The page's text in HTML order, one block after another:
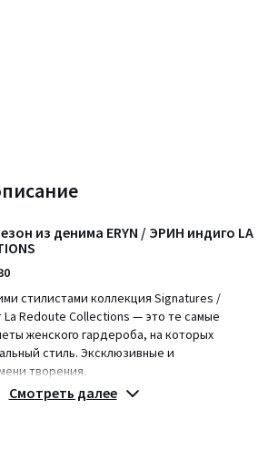
из денима ERYN / ЭРИН индиго LA
стилистами коллекция Signatures /
Redoute Collections — это те самые
женского гардероба, на которых
стиль. Эксклюзивные и
творения.
Смотреть далее